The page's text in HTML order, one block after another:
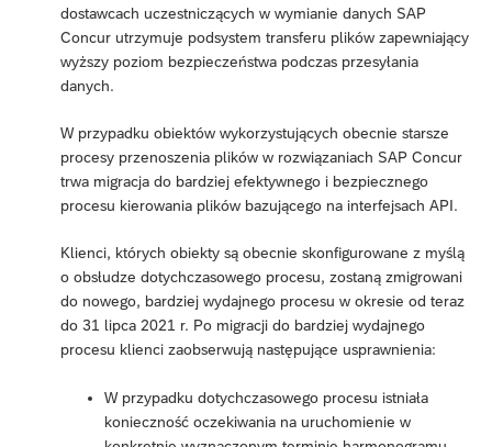
dostawcach uczestniczących w wymianie danych SAP
Concur utrzymuje podsystem transferu plików zapewniający
wyższy poziom bezpieczeństwa podczas przesyłania
danych.
W przypadku obiektów wykorzystujących obecnie starsze
procesy przenoszenia plików w rozwiązaniach SAP Concur
trwa migracja do bardziej efektywnego i bezpiecznego
procesu kierowania plików bazującego na interfejsach API.
Klienci, których obiekty są obecnie skonfigurowane z myślą
o obsłudze dotychczasowego procesu, zostaną zmigrowani
do nowego, bardziej wydajnego procesu w okresie od teraz
do 31 lipca 2021 r. Po migracji do bardziej wydajnego
procesu klienci zaobserwują następujące usprawnienia:
W przypadku dotychczasowego procesu istniała
konieczność oczekiwania na uruchomienie w